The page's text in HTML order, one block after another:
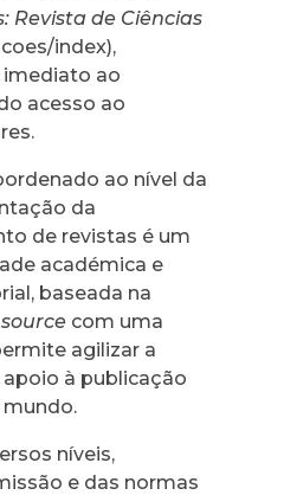
Revista de Ciências
index),
imediato ao
acesso ao
ao nível da
da
de revistas é um
académica e
baseada na
com uma
agilizar a
à publicação
níveis,
e das normas